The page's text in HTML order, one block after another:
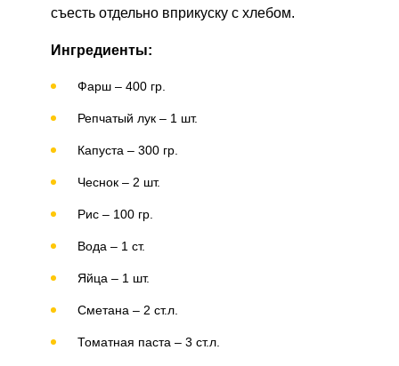
съесть отдельно вприкуску с хлебом.
Ингредиенты:
Фарш – 400 гр.
Репчатый лук – 1 шт.
Капуста – 300 гр.
Чеснок – 2 шт.
Рис – 100 гр.
Вода – 1 ст.
Яйца – 1 шт.
Сметана – 2 ст.л.
Томатная паста – 3 ст.л.